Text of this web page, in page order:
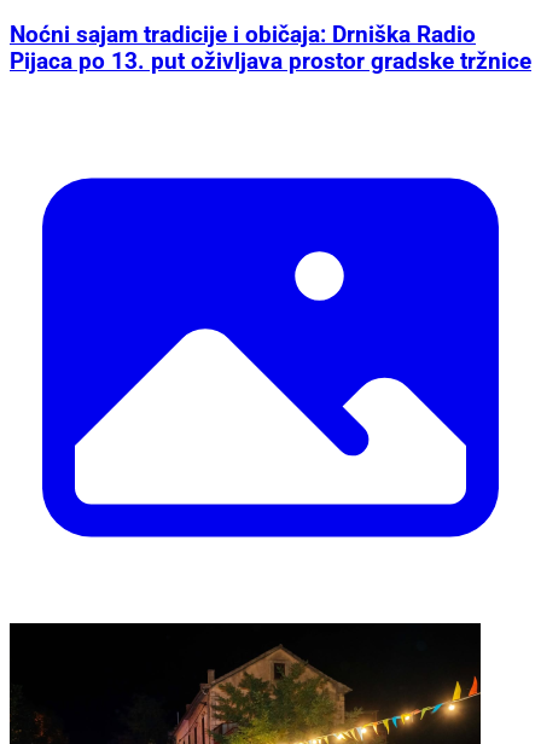
Noćni sajam tradicije i običaja: Drniška Radio
Pijaca po 13. put oživljava prostor gradske tržnice